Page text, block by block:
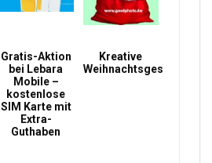
Gratis-Aktion
bei Lebara
Mobile –
kostenlose
SIM Karte mit
Extra-
Guthaben
Kreative
Weihnachtsgeschenke